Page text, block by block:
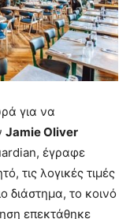
για να
Jamie Oliver
έγραφε
τις λογικές τιμές
διάστημα, το κοινό
επεκτάθηκε